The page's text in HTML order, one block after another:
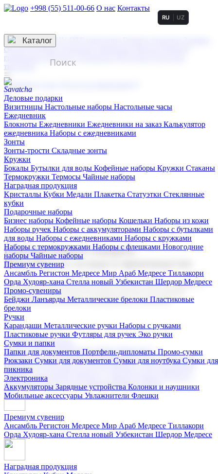
+998 (55) 511-00-66 О нас Контакты
3D гравировка
смолой (Doming)
гравировка твердая
тиснение
RU UZ
☰
Контакты
Каталог
Деловые подарки
Визитницы Настольные наборы Настольные часы
Ежедневник
Блокноты Ежедневники Ежедневники на заказ Калькулятор
ежедневника Наборы с ежедневниками
Зонты
Зонты-трости Складные зонты
Кружки
Бокалы Бутылки для воды Кофейные наборы Кружки Стаканы
Термокружки Термосы Чайные наборы
Наградная продукция
Kристаллы Кубки Медали Плакетка Статуэтки Стеклянные
кубки
Подарочные наборы
Бизнес наборы Кофейные наборы Кошельки Наборы из кожи
Наборы ручек Наборы с аккумуляторами Наборы с бутылками
для воды Наборы с ежедневниками Наборы с кружками
Наборы с термокружками Наборы с флешками Новогодние
наборы Чайные наборы
Премиум сувенир
Ансамбль Регистон Медресе Мир Араб Медресе Тиллакори
Орда Худояр-хана Стелла новый Узбекистан Шердор Медресе
Промо-сувениры
Бейджи Ланъярды Металлические брелоки Пластиковые
брелоки
Ручки
Карандаши Металлические ручки Наборы с ручками
Пластиковые ручки Футляры для ручек Эко ручки
Сумки и папки
Папки для документов Портфели-дипломаты Промо-сумки
Рюкзаки Сумки для документов Сумки для ноутбука Сумки для
пикника
Электроника
Аккумуляторы Зарядные устройства Колонки и наушники
Мобильные аксессуары Увлажнители Флешки
Корпоративные подарки
Поставка со склада и производство
Мы предлагаем широкий выбор корпоративных подарков и
сувениров с логотипом. В нашем каталоге вы найдете
продукцию для бизнеса, мероприятия и клиентов.
Подарочные наборы
Бизнес наборыКофейные наборы Кошельки
Наборы из кожиНаборы ручекНаборы с аккумуляторами
Наборы с бутылками для воды
Наборы с ежедневниками
Наборы с кружками
флешкамиНовогодние наборыЧайные наборы
Премиум сувенир
Ансамбль Регистон Медресе Мир Араб Медресе Тиллакори
Орда Худояр-хана Стелла новый Узбекистан Шердор Медресе
Наградная продукция